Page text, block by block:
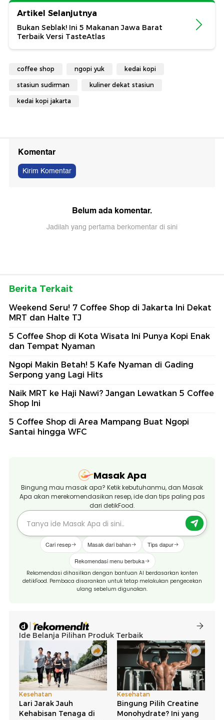
Artikel Selanjutnya
Bukan Seblak! Ini 5 Makanan Jawa Barat
Terbaik Versi TasteAtlas
coffee shop ngopi yuk kedai kopi
stasiun sudirman kuliner dekat stasiun
kedai kopi jakarta
Komentar
Kirim Komentar
Belum ada komentar.
Jadilah yang pertama berkomentar di sini
Berita Terkait
Weekend Seru! 7 Coffee Shop di Jakarta Ini Dekat
MRT dan Halte TJ
5 Coffee Shop di Kota Wisata Ini Punya Kopi Enak
dan Tempat Nyaman
Ngopi Makin Betah! 5 Kafe Nyaman di Gading
Serpong yang Lagi Hits
Naik MRT ke Haji Nawi? Jangan Lewatkan 5 Coffee
Shop Ini
5 Coffee Shop di Area Mampang Buat Ngopi
Santai hingga WFC
Masak Apa
Bingung mau masak apa? Ketik kebutuhanmu, dan Masak
Apa akan merekomendasikan resep, ide dan tips paling pas
dari detikFood.
Cari resep Masak dari bahan Tips dapur
Rekomendasi menu berbuka
Rekomendasi dihasilkan dengan bantuan AI berdasarkan konten
detikFood. Pembaca disarankan untuk tetap melakukan pengecekan
ulang sebelum digunakan.